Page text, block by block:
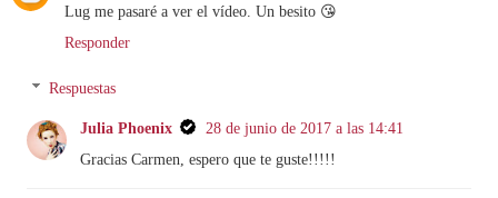
Lug me pasaré a ver el vídeo. Un besito 😘
Responder
Respuestas
Julia Phoenix
28 de junio de 2017 a las 14:41
Gracias Carmen, espero que te guste!!!!!